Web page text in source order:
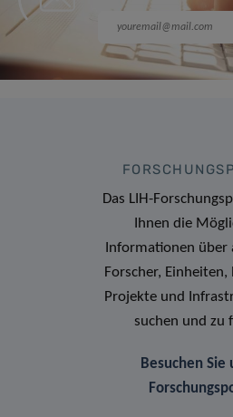
Das LIH-
Ihnen die
Informationen über
Forscher, Einheiten,
Projekte und
suchen und zu
Besuchen Sie